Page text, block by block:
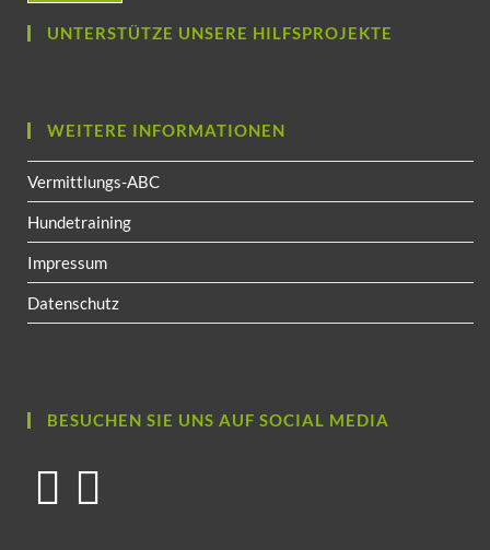
UNTERSTÜTZE UNSERE HILFSPROJEKTE
WEITERE INFORMATIONEN
Vermittlungs-ABC
Hundetraining
Impressum
Datenschutz
BESUCHEN SIE UNS AUF SOCIAL MEDIA